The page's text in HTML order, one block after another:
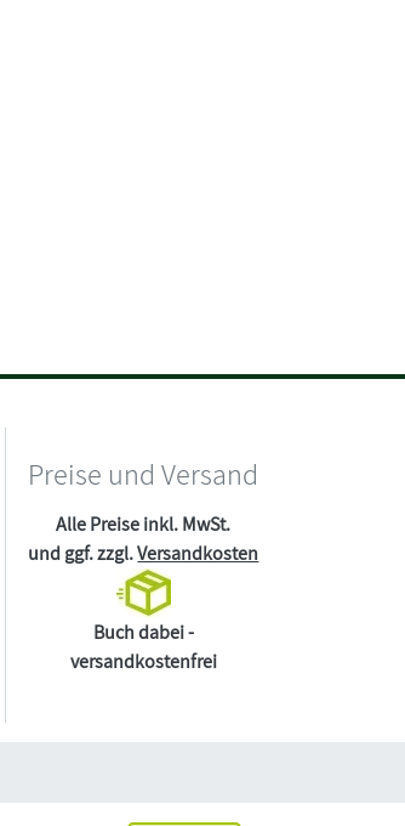
Preise und Versand
Alle Preise inkl. MwSt.
und ggf. zzgl.Versandkosten
Buch dabei -
versandkostenfrei